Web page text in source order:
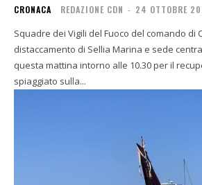
CRONACA REDAZIONE CDN - 24 OTTOBRE
Squadre dei Vigili del Fuoco del comando di
distaccamento di Sellia Marina e sede
questa mattina intorno alle 10.30 per il
spiaggiato sulla...